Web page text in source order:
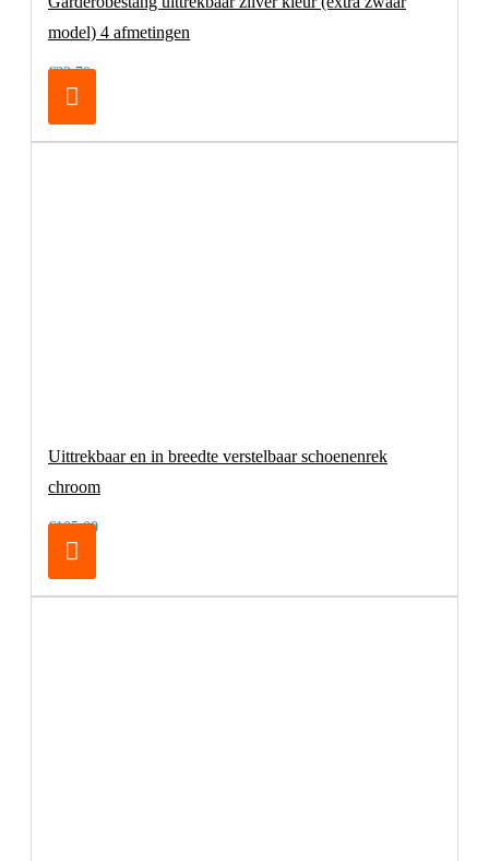
model) 4 afmetingen
€32,70
Uittrekbaar en in breedte verstelbaar schoenenrek
chroom
€105,00